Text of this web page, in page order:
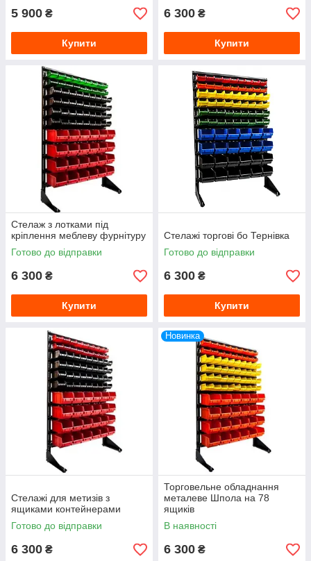
5 900 ₴
Купити
6 300 ₴
Купити
Стелаж з лотками під
кріплення меблеву фурнітуру
Готово до відправки
6 300 ₴
Купити
Стелажі торгові бо Тернівка
Готово до відправки
6 300 ₴
Купити
Стелажі для метизів з
ящиками контейнерами
Готово до відправки
6 300 ₴
Новинка
Торговельне обладнання
металеве Шпола на 78
ящиків
В наявності
6 300 ₴